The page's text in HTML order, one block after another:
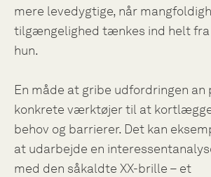
mere levedygtige, når
tilgængelighed tænkes ind helt
hun.
En måde at gribe udfordringen an
konkrete værktøjer til at
behov og barrierer. Det kan
at udarbejde en
med den såkaldte XX-brille – et